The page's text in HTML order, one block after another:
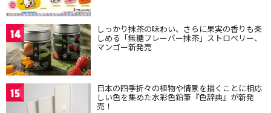
14 しっかり抹茶の味わい、さらに果実の香りも楽
しめる「無糖フレーバー抹茶」ストロベリー、
マンゴー新発売
15 日本の四季折々の植物や情景を描くことに相応
しい色を集めた水彩色鉛筆『色辞典』が新発
売！